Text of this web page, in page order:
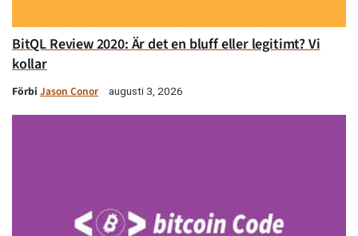
BitQL Review 2020: Är det en bluff eller legitimt? Vi
kollar
Förbi Jason Conor augusti 3, 2026